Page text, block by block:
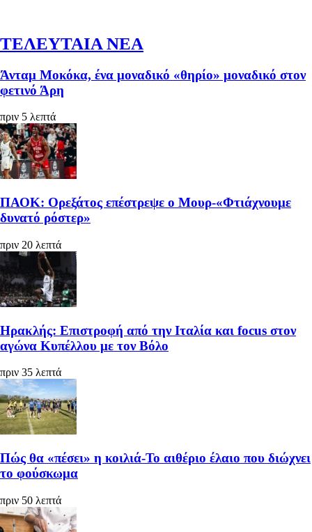
ΤΕΛΕΥΤΑΙΑ ΝΕΑ
Άνταμ Μοκόκα, ένα μοναδικό «θηρίο» μοναδικό στον
φετινό Άρη
πριν 5 λεπτά
ΠΑΟΚ: Ορεξάτος επέστρεψε ο Μουρ-«Φτιάχνουμε
δυνατό ρόστερ»
πριν 20 λεπτά
Ηρακλής: Επιστροφή από την Ιταλία και focus στον
αγώνα Κυπέλλου με τον Βόλο
πριν 35 λεπτά
Πώς θα «πέσει» η κοιλιά-Το αιθέριο έλαιο που διώχνει
το φούσκωμα
πριν 50 λεπτά